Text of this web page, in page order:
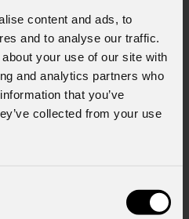
content and ads, to
and to analyse our traffic.
your use of our site with
and analytics partners who
that you’ve
collected from your use